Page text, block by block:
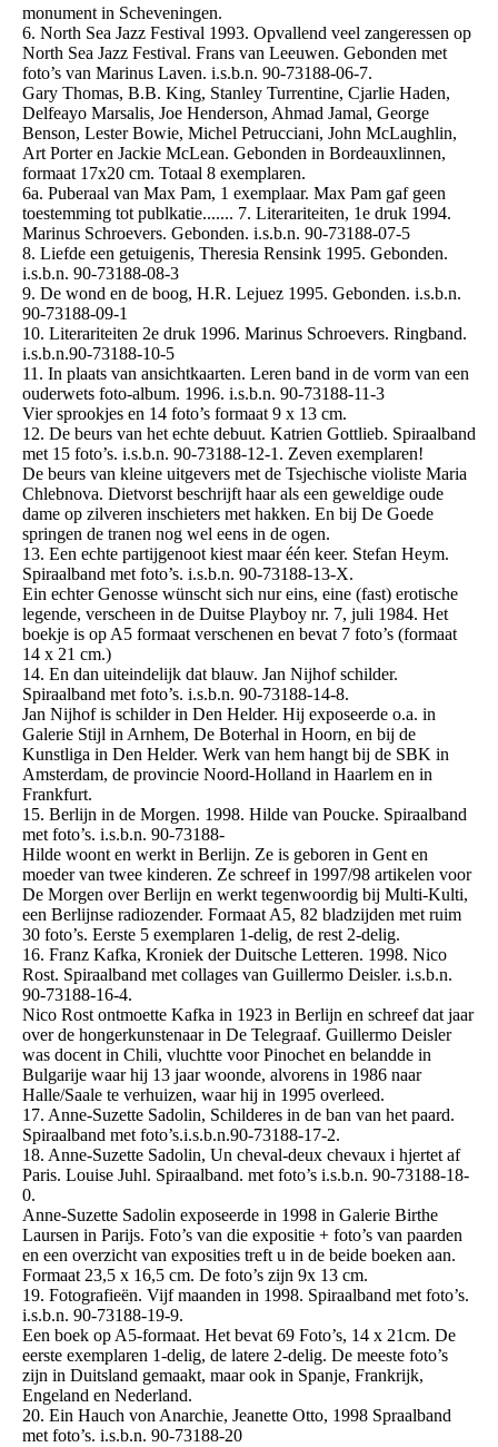
monument in Scheveningen.
6. North Sea Jazz Festival 1993. Opvallend veel zangeressen op
North Sea Jazz Festival. Frans van Leeuwen. Gebonden met
foto’s van Marinus Laven. i.s.b.n. 90-73188-06-7.
Gary Thomas, B.B. King, Stanley Turrentine, Cjarlie Haden,
Delfeayo Marsalis, Joe Henderson, Ahmad Jamal, George
Benson, Lester Bowie, Michel Petrucciani, John McLaughlin,
Art Porter en Jackie McLean. Gebonden in Bordeauxlinnen,
formaat 17x20 cm. Totaal 8 exemplaren.
6a. Puberaal van Max Pam, 1 exemplaar. Max Pam gaf geen
toestemming tot publkatie....... 7. Literariteiten, 1e druk 1994.
Marinus Schroevers. Gebonden. i.s.b.n. 90-73188-07-5
8. Liefde een getuigenis, Theresia Rensink 1995. Gebonden.
i.s.b.n. 90-73188-08-3
9. De wond en de boog, H.R. Lejuez 1995. Gebonden. i.s.b.n.
90-73188-09-1
10. Literariteiten 2e druk 1996. Marinus Schroevers. Ringband.
i.s.b.n.90-73188-10-5
11. In plaats van ansichtkaarten. Leren band in de vorm van een
ouderwets foto-album. 1996. i.s.b.n. 90-73188-11-3
Vier sprookjes en 14 foto’s formaat 9 x 13 cm.
12. De beurs van het echte debuut. Katrien Gottlieb. Spiraalband
met 15 foto’s. i.s.b.n. 90-73188-12-1. Zeven exemplaren!
De beurs van kleine uitgevers met de Tsjechische violiste Maria
Chlebnova. Dietvorst beschrijft haar als een geweldige oude
dame op zilveren inschieters met hakken. En bij De Goede
springen de tranen nog wel eens in de ogen.
13. Een echte partijgenoot kiest maar één keer. Stefan Heym.
Spiraalband met foto’s. i.s.b.n. 90-73188-13-X.
Ein echter Genosse wünscht sich nur eins, eine (fast) erotische
legende, verscheen in de Duitse Playboy nr. 7, juli 1984. Het
boekje is op A5 formaat verschenen en bevat 7 foto’s (formaat
14 x 21 cm.)
14. En dan uiteindelijk dat blauw. Jan Nijhof schilder.
Spiraalband met foto’s. i.s.b.n. 90-73188-14-8.
Jan Nijhof is schilder in Den Helder. Hij exposeerde o.a. in
Galerie Stijl in Arnhem, De Boterhal in Hoorn, en bij de
Kunstliga in Den Helder. Werk van hem hangt bij de SBK in
Amsterdam, de provincie Noord-Holland in Haarlem en in
Frankfurt.
15. Berlijn in de Morgen. 1998. Hilde van Poucke. Spiraalband
met foto’s. i.s.b.n. 90-73188-
Hilde woont en werkt in Berlijn. Ze is geboren in Gent en
moeder van twee kinderen. Ze schreef in 1997/98 artikelen voor
De Morgen over Berlijn en werkt tegenwoordig bij Multi-Kulti,
een Berlijnse radiozender. Formaat A5, 82 bladzijden met ruim
30 foto’s. Eerste 5 exemplaren 1-delig, de rest 2-delig.
16. Franz Kafka, Kroniek der Duitsche Letteren. 1998. Nico
Rost. Spiraalband met collages van Guillermo Deisler. i.s.b.n.
90-73188-16-4.
Nico Rost ontmoette Kafka in 1923 in Berlijn en schreef dat jaar
over de hongerkunstenaar in De Telegraaf. Guillermo Deisler
was docent in Chili, vluchtte voor Pinochet en belandde in
Bulgarije waar hij 13 jaar woonde, alvorens in 1986 naar
Halle/Saale te verhuizen, waar hij in 1995 overleed.
17. Anne-Suzette Sadolin, Schilderes in de ban van het paard.
Spiraalband met foto’s.i.s.b.n.90-73188-17-2.
18. Anne-Suzette Sadolin, Un cheval-deux chevaux i hjertet af
Paris. Louise Juhl. Spiraalband. met foto’s i.s.b.n. 90-73188-18-
0.
Anne-Suzette Sadolin exposeerde in 1998 in Galerie Birthe
Laursen in Parijs. Foto’s van die expositie + foto’s van paarden
en een overzicht van exposities treft u in de beide boeken aan.
Formaat 23,5 x 16,5 cm. De foto’s zijn 9x 13 cm.
19. Fotografieën. Vijf maanden in 1998. Spiraalband met foto’s.
i.s.b.n. 90-73188-19-9.
Een boek op A5-formaat. Het bevat 69 Foto’s, 14 x 21cm. De
eerste exemplaren 1-delig, de latere 2-delig. De meeste foto’s
zijn in Duitsland gemaakt, maar ook in Spanje, Frankrijk,
Engeland en Nederland.
20. Ein Hauch von Anarchie, Jeanette Otto, 1998 Spraalband
met foto’s. i.s.b.n. 90-73188-20